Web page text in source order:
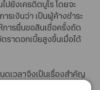
ยังเครดิตบูโร โดยจะ
รเงินว่า เป็นผู้ค้างชำระ
การยื่นขอสินเชื่อครั้งถัด
ราดอกเบี้ยสูงขึ้นเมื่อได้
เวลาจึงเป็นเรื่องสำคัญ